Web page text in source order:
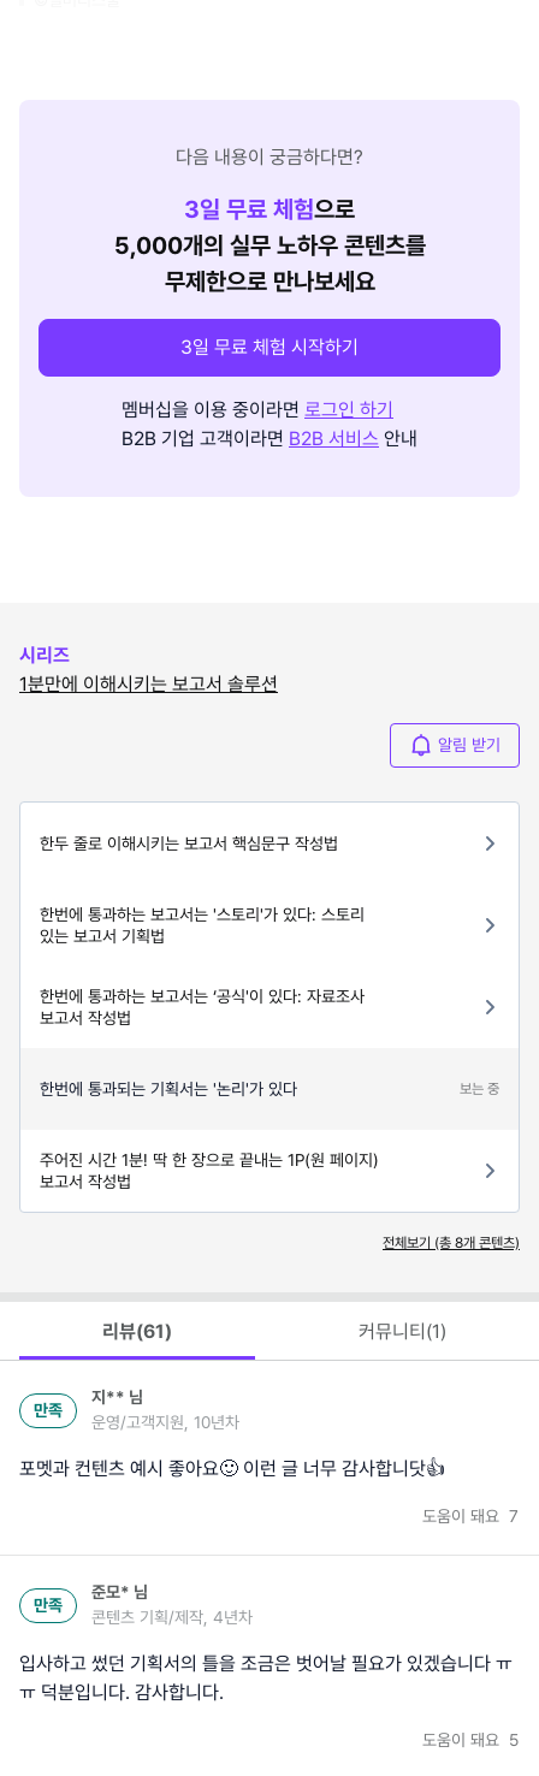
다음 내용이 궁금하다면?
3일 무료 체험으로
5,000개의 실무 노하우 콘텐츠를
무제한으로 만나보세요
3일 무료 체험 시작하기
멤버십을 이용 중이라면 로그인 하기
B2B 기업 고객이라면 B2B 서비스 안내
시리즈
1분만에 이해시키는 보고서 솔루션
알림 받기
한두 줄로 이해시키는 보고서 핵심문구 작성법
한번에 통과하는 보고서는 '스토리'가 있다: 스토리
있는 보고서 기획법
한번에 통과하는 보고서는 ‘공식'이 있다: 자료조사
보고서 작성법
한번에 통과되는 기획서는 '논리'가 있다 보는 중
주어진 시간 1분! 딱 한 장으로 끝내는 1P(원 페이지)
보고서 작성법
전체보기 (총 8개 콘텐츠)
리뷰(61) 커뮤니티(1)
만족
지** 님
운영/고객지원, 10년차
포멧과 컨텐츠 예시 좋아요🙂 이런 글 너무 감사합니닷👍
도움이 돼요 7
만족
준모* 님
콘텐츠 기획/제작, 4년차
입사하고 썼던 기획서의 틀을 조금은 벗어날 필요가 있겠습니다 ㅠ
ㅠ 덕분입니다. 감사합니다.
도움이 돼요 5